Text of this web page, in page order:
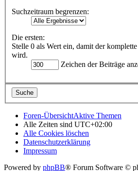
Suchzeitraum begrenzen:
Die ersten:
Stelle 0 als Wert ein, damit der
wird.
Zeichen der Beiträge
Foren-ÜbersichtAktive Themen
Alle Zeiten sind UTC+02:00
Alle Cookies löschen
Datenschutzerklärung
Impressum
Powered by phpBB® Forum Software ©